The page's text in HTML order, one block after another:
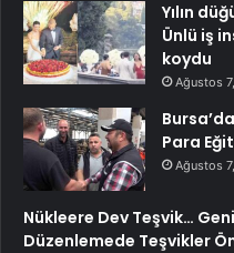
Yılın
Ünlü iş
koydu
Ağustos
Para
Ağustos
Nükleere Dev Teşvik…
Düzenlemede Teşvikler